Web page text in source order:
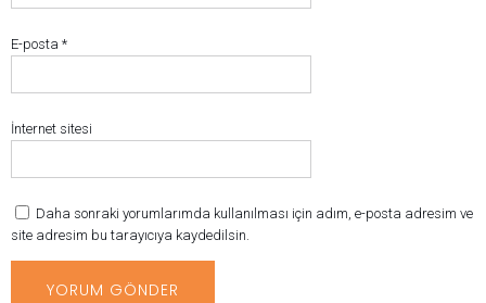
E-posta *
İnternet sitesi
Daha sonraki yorumlarımda kullanılması için adım, e-posta adresim ve
site adresim bu tarayıcıya kaydedilsin.